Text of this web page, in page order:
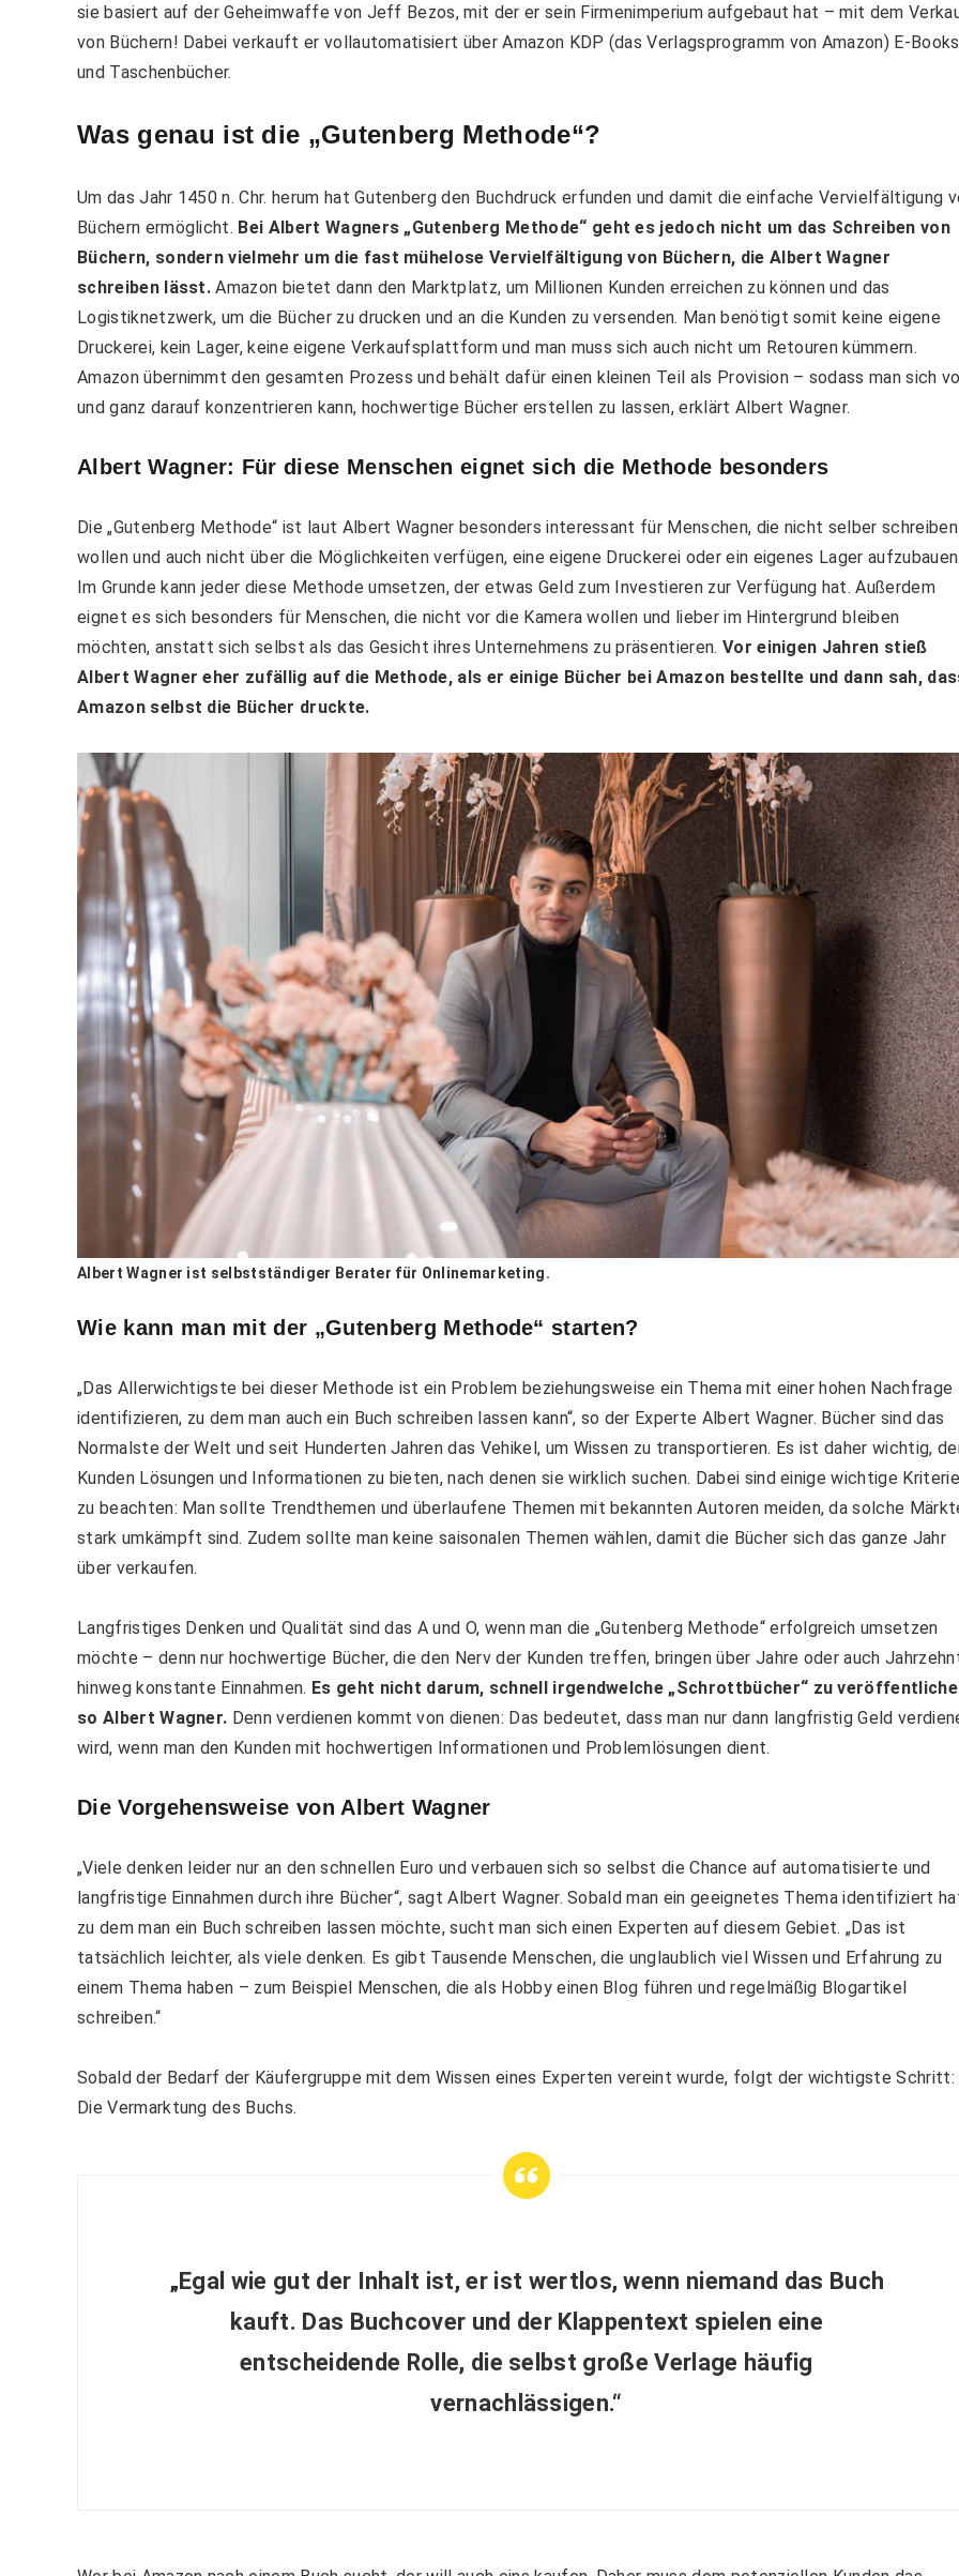
sie basiert auf der Geheimwaffe von Jeff Bezos, mit der er sein Firmenimperium aufgebaut hat – mit dem
von Büchern! Dabei verkauft er vollautomatisiert über Amazon KDP (das Verlagsprogramm von Amazon) E-Books
und Taschenbücher.
Was genau ist die „Gutenberg Methode“?
Um das Jahr 1450 n. Chr. herum hat Gutenberg den Buchdruck erfunden und damit die einfache Vervielfältigung
Büchern ermöglicht. Bei Albert Wagners „Gutenberg Methode“ geht es jedoch nicht um das Schreiben von
Büchern, sondern vielmehr um die fast mühelose Vervielfältigung von Büchern, die Albert Wagner
schreiben lässt. Amazon bietet dann den Marktplatz, um Millionen Kunden erreichen zu können und das
Logistiknetzwerk, um die Bücher zu drucken und an die Kunden zu versenden. Man benötigt somit keine eigene
Druckerei, kein Lager, keine eigene Verkaufsplattform und man muss sich auch nicht um Retouren kümmern.
Amazon übernimmt den gesamten Prozess und behält dafür einen kleinen Teil als Provision – sodass man sich
und ganz darauf konzentrieren kann, hochwertige Bücher erstellen zu lassen, erklärt Albert Wagner.
Albert Wagner: Für diese Menschen eignet sich die Methode besonders
Die „Gutenberg Methode“ ist laut Albert Wagner besonders interessant für Menschen, die nicht selber schreiben
wollen und auch nicht über die Möglichkeiten verfügen, eine eigene Druckerei oder ein eigenes Lager
Im Grunde kann jeder diese Methode umsetzen, der etwas Geld zum Investieren zur Verfügung hat. Außerdem
eignet es sich besonders für Menschen, die nicht vor die Kamera wollen und lieber im Hintergrund bleiben
möchten, anstatt sich selbst als das Gesicht ihres Unternehmens zu präsentieren. Vor einigen Jahren stieß
Albert Wagner eher zufällig auf die Methode, als er einige Bücher bei Amazon bestellte und dann sah,
Amazon selbst die Bücher druckte.
Albert Wagner ist selbstständiger Berater für Onlinemarketing.
Wie kann man mit der „Gutenberg Methode“ starten?
„Das Allerwichtigste bei dieser Methode ist ein Problem beziehungsweise ein Thema mit einer hohen Nachfrage
identifizieren, zu dem man auch ein Buch schreiben lassen kann“, so der Experte Albert Wagner. Bücher sind das
Normalste der Welt und seit Hunderten Jahren das Vehikel, um Wissen zu transportieren. Es ist daher wichtig,
Kunden Lösungen und Informationen zu bieten, nach denen sie wirklich suchen. Dabei sind einige wichtige
zu beachten: Man sollte Trendthemen und überlaufene Themen mit bekannten Autoren meiden, da solche
stark umkämpft sind. Zudem sollte man keine saisonalen Themen wählen, damit die Bücher sich das ganze Jahr
über verkaufen.
Langfristiges Denken und Qualität sind das A und O, wenn man die „Gutenberg Methode“ erfolgreich umsetzen
möchte – denn nur hochwertige Bücher, die den Nerv der Kunden treffen, bringen über Jahre oder auch
hinweg konstante Einnahmen. Es geht nicht darum, schnell irgendwelche „Schrottbücher“ zu
so Albert Wagner. Denn verdienen kommt von dienen: Das bedeutet, dass man nur dann langfristig Geld
wird, wenn man den Kunden mit hochwertigen Informationen und Problemlösungen dient.
Die Vorgehensweise von Albert Wagner
„Viele denken leider nur an den schnellen Euro und verbauen sich so selbst die Chance auf automatisierte und
langfristige Einnahmen durch ihre Bücher“, sagt Albert Wagner. Sobald man ein geeignetes Thema identifiziert
zu dem man ein Buch schreiben lassen möchte, sucht man sich einen Experten auf diesem Gebiet. „Das ist
tatsächlich leichter, als viele denken. Es gibt Tausende Menschen, die unglaublich viel Wissen und Erfahrung zu
einem Thema haben – zum Beispiel Menschen, die als Hobby einen Blog führen und regelmäßig Blogartikel
schreiben.“
Sobald der Bedarf der Käufergruppe mit dem Wissen eines Experten vereint wurde, folgt der wichtigste Schritt:
Die Vermarktung des Buchs.
„Egal wie gut der Inhalt ist, er ist wertlos, wenn niemand das Buch
kauft. Das Buchcover und der Klappentext spielen eine
entscheidende Rolle, die selbst große Verlage häufig
vernachlässigen.“